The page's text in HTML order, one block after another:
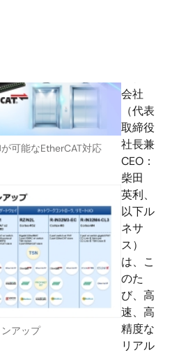
可能なEtherCAT対応
アップ
会社
（代表
取締役
社長兼
CEO：
柴田
英利、
以下ル
ネサ
ス）
は、こ
のた
び、高
速、高
精度な
リアル